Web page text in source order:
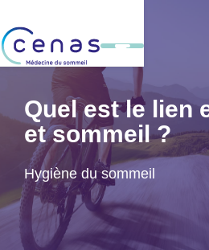
Quel est le lien
et sommeil ?
Hygiène du sommeil